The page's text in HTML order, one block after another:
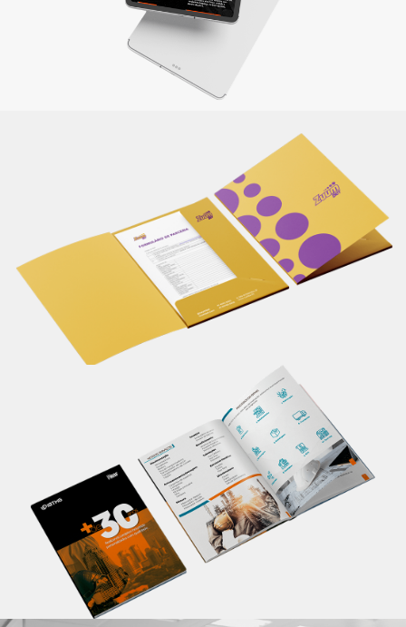
Não basta ser bom. Precisa mostrar que é! Elaboramos o
seu material de apresentação.
Apresente informações completas sobre seu
produto/serviço em um único lugar, de maneira
profissional. Um material personalizado impacta em
melhores resultados.
Saiba mais